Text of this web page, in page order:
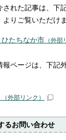
された記事は、下
りご覧いただけま
ひたちなか市 （外部
ページは、下記
（外部リンク）
るお問い合わせ